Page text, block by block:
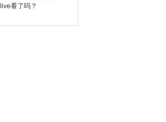
live看了吗？